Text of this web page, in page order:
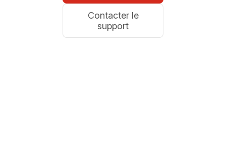
Contacter le
support